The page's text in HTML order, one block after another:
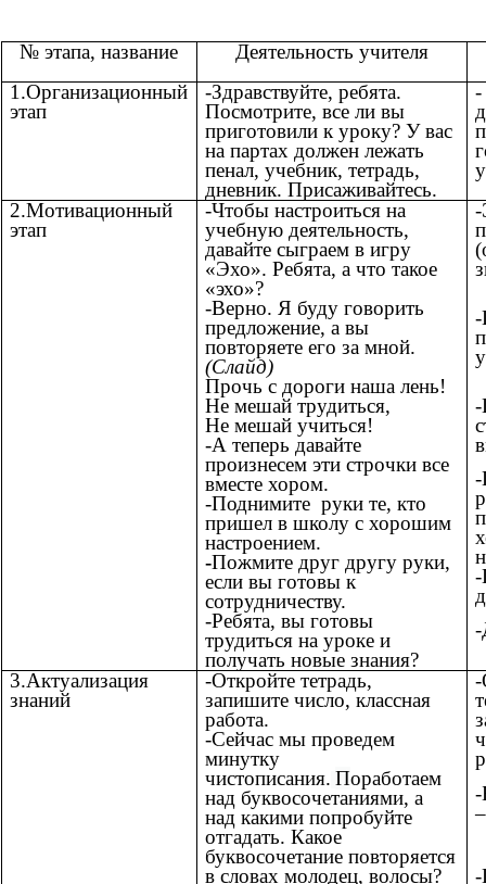
№ этапа, название
Деятельность учителя
1.Организационный
этап
-Здравствуйте, ребята.
Посмотрите, все ли вы
приготовили к уроку? У вас
на партах должен лежать
пенал, учебник, тетрадь,
дневник. Присаживайтесь.
-
2.Мотивационный
этап
-Чтобы настроиться на
учебную деятельность,
давайте сыграем в игру
«Эхо». Ребята, а что такое
«эхо»?
-Верно. Я буду говорить
предложение, а вы
повторяете его за мной.
(Слайд)
Прочь с дороги наша лень!
Не мешай трудиться,
Не мешай учиться!
-А теперь давайте
произнесем эти строчки все
вместе хором.
-Поднимите руки те, кто
пришел в школу с хорошим
настроением.
-Пожмите друг другу руки,
если вы готовы к
сотрудничеству.
-Ребята, вы готовы
трудиться на уроке и
получать новые знания?
-
-
-
-
-
-
3.Актуализация
знаний
-Откройте тетрадь,
запишите число, классная
работа.
-Сейчас мы проведем
минутку
чистописания. Поработаем
над буквосочетаниями, а
над какими попробуйте
отгадать. Какое
буквосочетание повторяется
в словах молодец, волосы?
-
-
-